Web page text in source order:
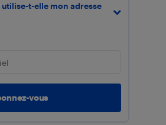
t-elle mon adresse